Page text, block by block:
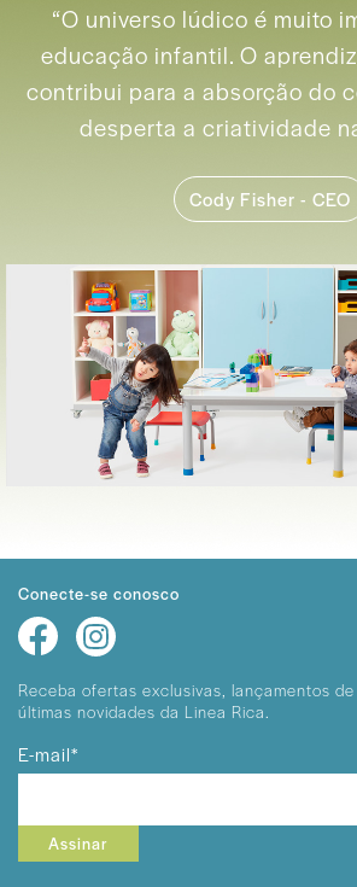
“O universo lúdico é muito
educação infantil. O
contribui para a absorção do
desperta a criatividade
Cody Fisher - CEO
Conecte-se conosco
Receba ofertas exclusivas, lançamentos
últimas novidades da Linea Rica.
E-mail*
Assinar